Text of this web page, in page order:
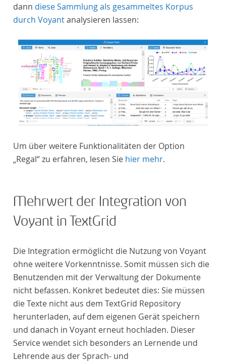
dann diese Sammlung als gesammeltes Korpus
durch Voyantanalysieren lassen:
Um über weitere Funktionalitäten der Option
„Regal“ zu erfahren, lesen Sie hier mehr.
Mehrwert der Integration von
Voyant in TextGrid
Die Integration ermöglicht die Nutzung von Voyant
ohne weitere Vorkenntnisse. Somit müssen sich die
Benutzenden mit der Verwaltung der Dokumente
nicht befassen. Konkret bedeutet dies: Sie müssen
die Texte nicht aus dem TextGrid Repository
herunterladen, auf dem eigenen Gerät speichern
und danach in Voyant erneut hochladen. Dieser
Service wendet sich besonders an Lernende und
Lehrende aus der Sprach- und